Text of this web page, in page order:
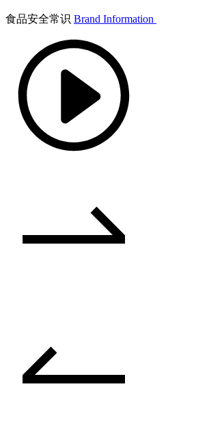
食品安全常识 Brand Information